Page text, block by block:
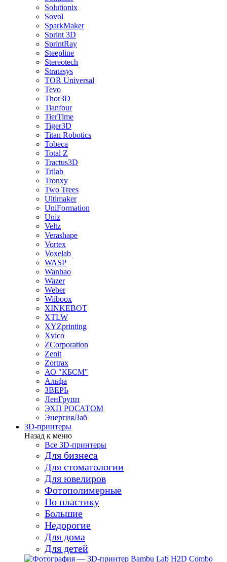
Solutionix
Sovol
SparkMaker
Sprint 3D
SprintRay
Steepline
Stereotech
Stratasys
TOR Universal
Tevo
Thor3D
Tianfour
TierTime
Tiger3D
Titan Robotics
Tobeca
Total Z
Tractus3D
Trilab
Tronxy
Two Trees
Ultimaker
UniFormation
Uniz
Veltz
Verashape
Vortex
Voxelab
WASP
Wanhao
Wazer
Weber
Wiiboox
XINKEBOT
XTLW
XYZprinting
Xvico
ZCorporation
Zenit
Zortrax
АО "КБСМ"
Альфа
ЗВЕРЬ
ЛенГрупп
ЭХП РОСАТОМ
ЭнергияЛаб
3D-принтеры
Назад к меню
Все 3D-принтеры
Для бизнеса
Для стоматологии
Для ювелиров
Фотополимерные
По пластику
Большие
Недорогие
Для дома
Для детей